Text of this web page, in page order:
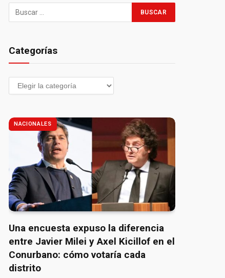
Categorías
NACIONALES
Una encuesta expuso la diferencia
entre Javier Milei y Axel Kicillof en el
Conurbano: cómo votaría cada
distrito